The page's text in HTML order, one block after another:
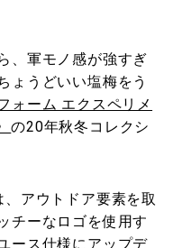
、軍モノ感が強すぎ
ょうどいい塩梅をう
ォーム エクスペリメ
の20年秋冬コレクシ
アウトドア要素を取
チーなロゴを使用す
ース仕様にアップデ